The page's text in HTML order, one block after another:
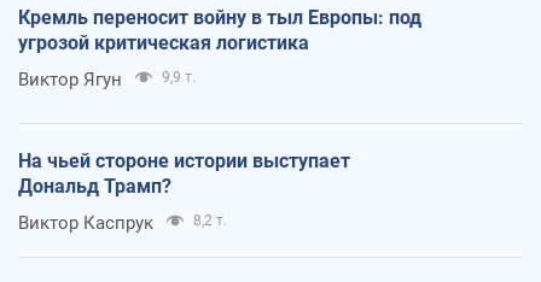
Кремль переносит войну в тыл Европы: под
угрозой критическая логистика
Виктор Ягун 9,9 т.
На чьей стороне истории выступает
Дональд Трамп?
Виктор Каспрук 8,2 т.